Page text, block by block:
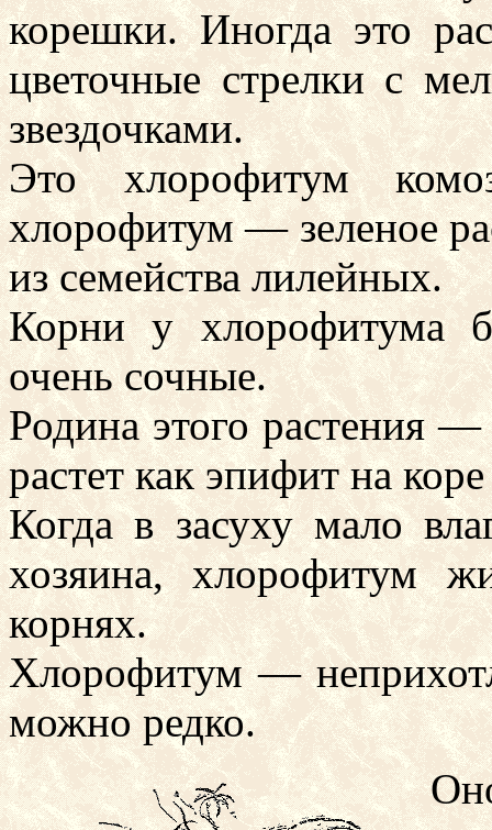
корешки. Иногда это
цветочные стрелки с
звездочками.
Это хлорофитум
хлорофитум — зеленое
из семейства лилейных.
Корни у хлорофитума
очень сочные.
Родина этого растения
растет как эпифит на
Когда в засуху мало
хозяина, хлорофитум
корнях.
Хлорофитум —
можно редко.